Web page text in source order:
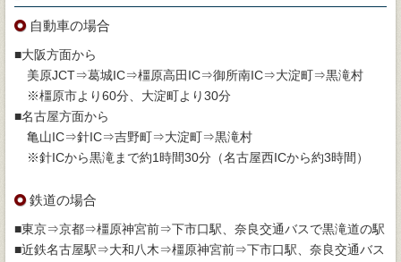
自動車の場合
■大阪方面から
美原JCT⇒葛城IC⇒橿原高田IC⇒御所南IC⇒大淀町⇒黒滝村
※橿原市より60分、大淀町より30分
■名古屋方面から
亀山IC⇒針IC⇒吉野町⇒大淀町⇒黒滝村
※針ICから黒滝まで約1時間30分（名古屋西ICから約3時間）
鉄道の場合
■東京⇒京都⇒橿原神宮前⇒下市口駅、奈良交通バスで黒滝道の駅
■近鉄名古屋駅⇒大和八木⇒橿原神宮前⇒下市口駅、奈良交通バス